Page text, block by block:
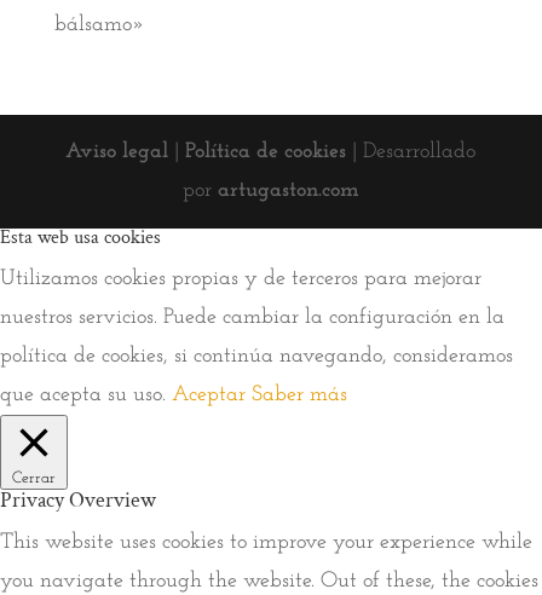
bálsamo»
Aviso legal |Política de cookies | Desarrollado
por artugaston.com
Esta web usa cookies
Utilizamos cookies propias y de terceros para mejorar
nuestros servicios. Puede cambiar la configuración en la
política de cookies, si continúa navegando, consideramos
que acepta su uso. Aceptar Saber más
Cerrar
Privacy Overview
This website uses cookies to improve your experience while
you navigate through the website. Out of these, the cookies